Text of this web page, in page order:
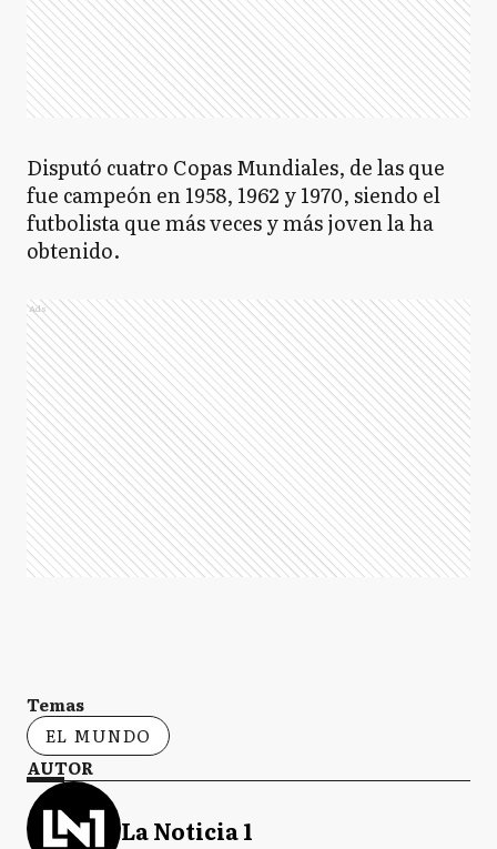
Disputó cuatro Copas Mundiales, de las que
fue campeón en 1958, 1962 y 1970, siendo el
futbolista que más veces y más joven la ha
obtenido.
Ads
Temas
EL MUNDO
AUTOR
La Noticia 1